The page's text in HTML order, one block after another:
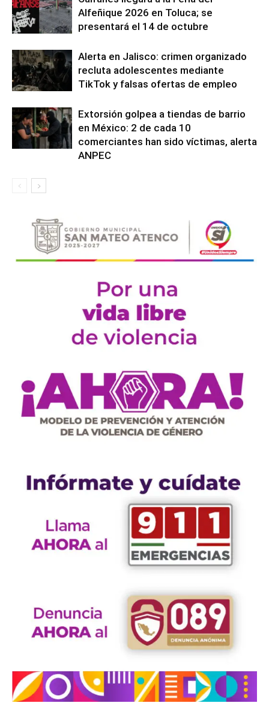
Alfeñique 2026 en Toluca; se
presentará el 14 de octubre
Alerta en Jalisco: crimen organizado
recluta adolescentes mediante
TikTok y falsas ofertas de empleo
Extorsión golpea a tiendas de barrio
en México: 2 de cada 10
comerciantes han sido víctimas, alerta
ANPEC